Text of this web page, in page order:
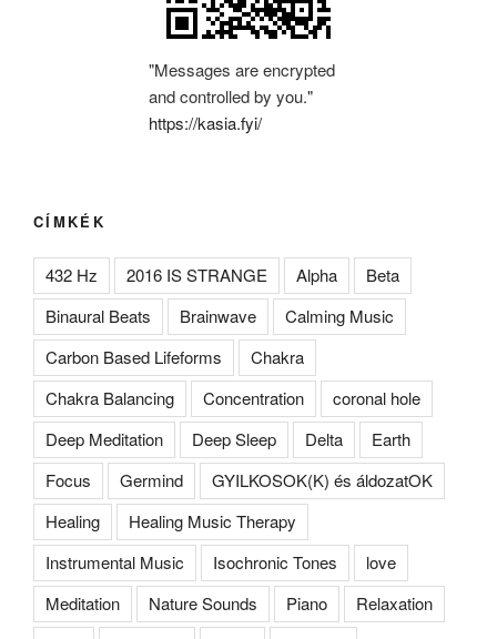
"Messages are encrypted
and controlled by you."
https://kasia.fyi/
CÍMKÉK
432 Hz 2016 IS STRANGE Alpha
Beta
Binaural Beats
Brainwave
Calming Music
Carbon Based Lifeforms
Chakra
Chakra Balancing
Concentration
coronal hole
Deep Meditation
Deep Sleep Delta
Earth
Focus
Germind
GYILKOSOK(K) és áldozatOK
Healing
Healing Music Therapy
Instrumental Music
Isochronic Tones
love
Meditation
Nature Sounds Piano
Relaxation